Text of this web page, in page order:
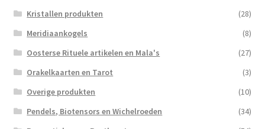
Kristallen produkten
(28)
Meridiaankogels
(8)
Oosterse Rituele artikelen en Mala's
(27)
Orakelkaarten en Tarot
(3)
Overige produkten
(10)
Pendels, Biotensors en Wichelroeden
(34)